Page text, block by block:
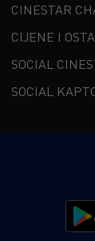
CINESTAR
CIJENE I
SOCIAL
SOCIAL